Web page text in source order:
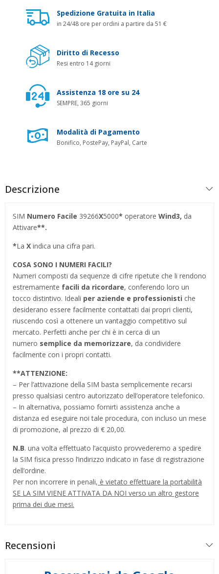
Spedizione Gratuita in Italia
in 24/48 ore per ordini a partire da 51 €
Diritto di Recesso
Resi entro 14 giorni
Assistenza 18 ore su 24
SEMPRE, 365 giorni
Modalità di Pagamento
Bonifico, PostePay, PayPal, Carte
Descrizione
SIM Numero Facile 39266X5000* operatore Wind3, da
Attivare**.
*La X indica una cifra pari.
COSA SONO I NUMERI FACILI?
Numeri composti da sequenze di cifre ripetute che li rendono
estremamente facili da ricordare, conferendo loro un
tocco distintivo. Ideali per aziende e professionisti che
desiderano essere facilmente contattati dai propri clienti,
riuscendo così a ottenere un vantaggio competitivo sul
mercato. Perfetti anche per chi è in cerca di un
numero semplice da memorizzare, da condividere
facilmente con i propri contatti.
**ATTENZIONE:
– Per l’attivazione della SIM basta semplicemente recarsi
presso qualsiasi centro autorizzato dell’operatore telefonico.
– In alternativa, possiamo fornirti assistenza anche a
distanza ed eseguire noi tale procedura, con incluso un mese
di promozione, al prezzo di € 20,00.
N.B. una volta effettuato l’acquisto provvederemo a spedire
la SIM fisica presso l’indirizzo indicato in fase di registrazione
dell’ordine.
Per non incorrere in penali, è vietato effettuare la portabilità
SE LA SIM VIENE ATTIVATA DA NOI verso un altro gestore
prima dei due mesi.
Recensioni